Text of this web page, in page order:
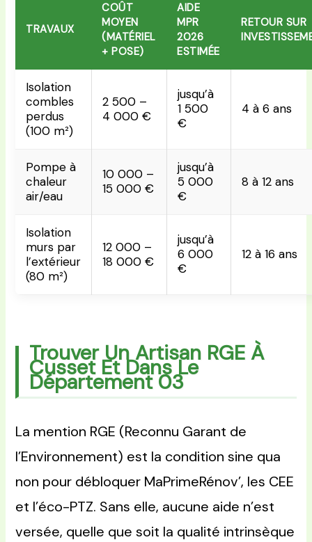
TRAVAUX
COÛT
MOYEN
(MATÉRIEL
+ POSE)
AIDE
MPR
2026
ESTIMÉE
RETOUR SUR
Isolation
combles
perdus
(100 m²)
2 500 –
4 000 €
jusqu’à
1 500
€
4 à 6 ans
Pompe à
chaleur
air/eau
10 000 –
15 000 €
jusqu’à
5 000
€
8 à 12 ans
Isolation
murs par
l’extérieur
(80 m²)
12 000 –
18 000 €
jusqu’à
6 000
€
12 à 16 ans
Trouver Un Artisan RGE À
Cusset Et Dans Le
Département 03
La mention RGE (Reconnu Garant de
l’Environnement) est la condition sine qua
non pour débloquer MaPrimeRénov’, les CEE
et l’éco-PTZ. Sans elle, aucune aide n’est
versée, quelle que soit la qualité intrinsèque